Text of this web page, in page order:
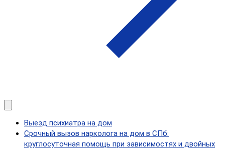
Выезд психиатра на дом
Срочный вызов нарколога на дом в СПб:
круглосуточная помощь при зависимостях и двойных